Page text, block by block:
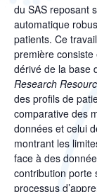
du SAS reposant
automatique
patients. Ce
première consiste
dérivé de la base
Research
des profils de
comparative des
données et celui
montrant les
face à des
contribution porte
processus